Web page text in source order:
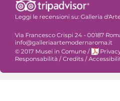
Leggi le recensioni su: Galleria
Via Francesco Crispi 24 - 00187
info@galleriaartemodernaroma.it
© 2017 Musei in Comune /
Responsabilità /Credits /